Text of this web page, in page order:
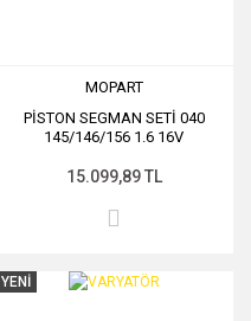
MOPART
PİSTON SEGMAN SETİ 040
145/146/156 1.6 16V
15.099,89 TL
YENİ